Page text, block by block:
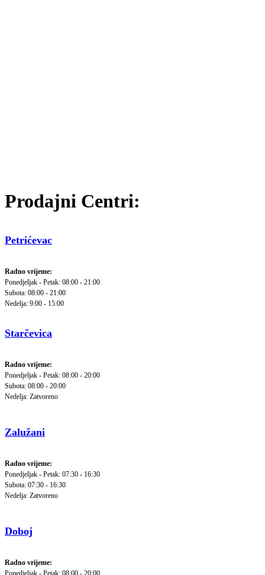
Prodajni Centri:
Petrićevac
Radno vrijeme:
Ponedjeljak - Petak: 08:00 - 21:00
Subota: 08:00 - 21:00
Nedelja: 9:00 - 15:00
Starčevica
Radno vrijeme:
Ponedjeljak - Petak: 08:00 - 20:00
Subota: 08:00 - 20:00
Nedelja: Zatvoreno
Zalužani
Radno vrijeme:
Ponedjeljak - Petak: 07:30 - 16:30
Subota: 07:30 - 16:30
Nedelja: Zatvoreno
Doboj
Radno vrijeme:
Ponedjeljak - Petak: 08:00 - 20:00